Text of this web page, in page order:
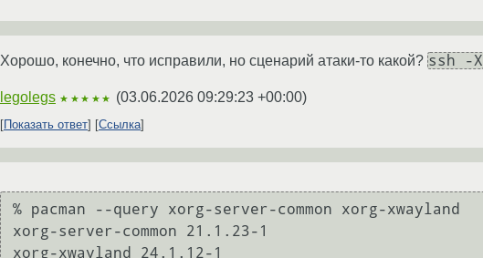
Хорошо, конечно, что исправили, но сценарий атаки-то какой? ssh -X
legolegs ★★★★★ (03.06.2026 09:29:23 +00:00)
Показать ответ Ссылка
% pacman --query xorg-server-common xorg-xwayland
xorg-server-common 21.1.23-1